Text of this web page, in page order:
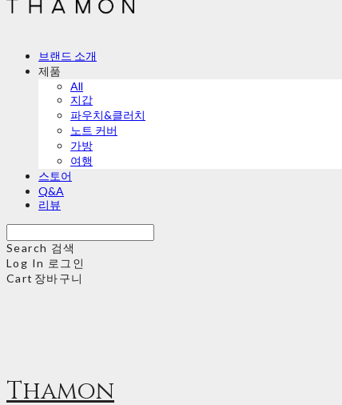
브랜드 소개
제품
All
지갑
파우치&클러치
노트 커버
가방
여행
스토어
Q&A
리뷰
Search 검색
Log In 로그인
Cart 장바구니
Thamon